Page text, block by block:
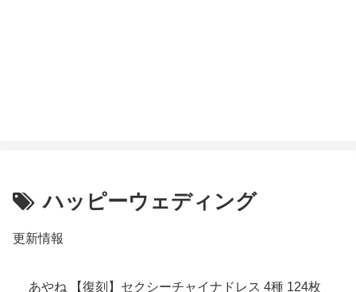
ハッピーウェディング
更新情報
あやね 【復刻】セクシーチャイナドレス 4種 124枚